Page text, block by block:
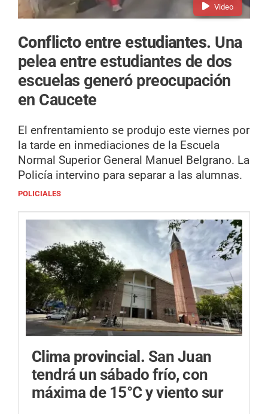
Video
Conflicto entre estudiantes. Una
pelea entre estudiantes de dos
escuelas generó preocupación
en Caucete
El enfrentamiento se produjo este viernes por
la tarde en inmediaciones de la Escuela
Normal Superior General Manuel Belgrano. La
Policía intervino para separar a las alumnas.
POLICIALES
Clima provincial. San Juan
tendrá un sábado frío, con
máxima de 15°C y viento sur